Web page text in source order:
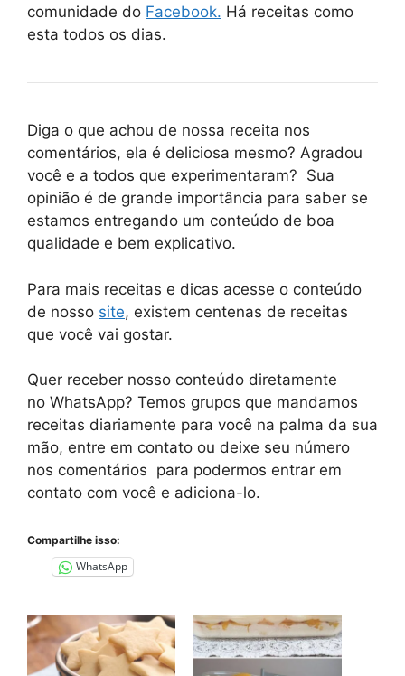
comunidade do Facebook. Há receitas como
esta todos os dias.
Diga o que achou de nossa receita nos
comentários, ela é deliciosa mesmo? Agradou
você e a todos que experimentaram? Sua
opinião é de grande importância para saber se
estamos entregando um conteúdo de boa
qualidade e bem explicativo.
Para mais receitas e dicas acesse o conteúdo
de nosso site, existem centenas de receitas
que você vai gostar.
Quer receber nosso conteúdo diretamente
no WhatsApp? Temos grupos que mandamos
receitas diariamente para você na palma da sua
mão, entre em contato ou deixe seu número
nos comentários para podermos entrar em
contato com você e adiciona-lo.
Compartilhe isso:
WhatsApp